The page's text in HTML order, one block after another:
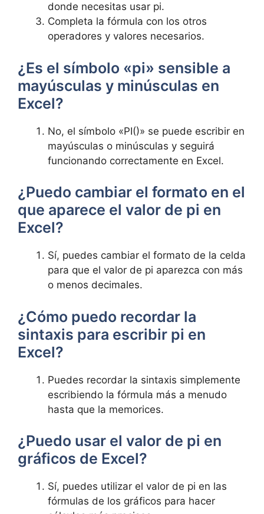
donde necesitas usar pi.
Completa la fórmula con los otros
operadores y valores necesarios.
¿Es el símbolo «pi» sensible a
mayúsculas y minúsculas en
Excel?
No, el símbolo «PI()» se puede escribir en
mayúsculas o minúsculas y seguirá
funcionando correctamente en Excel.
¿Puedo cambiar el formato en el
que aparece el valor de pi en
Excel?
Sí, puedes cambiar el formato de la celda
para que el valor de pi aparezca con más
o menos decimales.
¿Cómo puedo recordar la
sintaxis para escribir pi en
Excel?
Puedes recordar la sintaxis simplemente
escribiendo la fórmula más a menudo
hasta que la memorices.
¿Puedo usar el valor de pi en
gráficos de Excel?
Sí, puedes utilizar el valor de pi en las
fórmulas de los gráficos para hacer